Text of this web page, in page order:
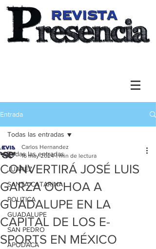
Entrada
Todas las entradas
JUAREZ
SANTA CATARINA
POLITICA
GUADALUPE
SAN PEDRO
APODACA
Todas las entradas
CONVERTIRÁ JOSÉ LUIS
GARZA OCHOA A
GUADALUPE EN LA
CAPITAL DE LOS E-
SPORTS EN MÉXICO
Carlos Hernandez
16 may 2024 1 min de lectura